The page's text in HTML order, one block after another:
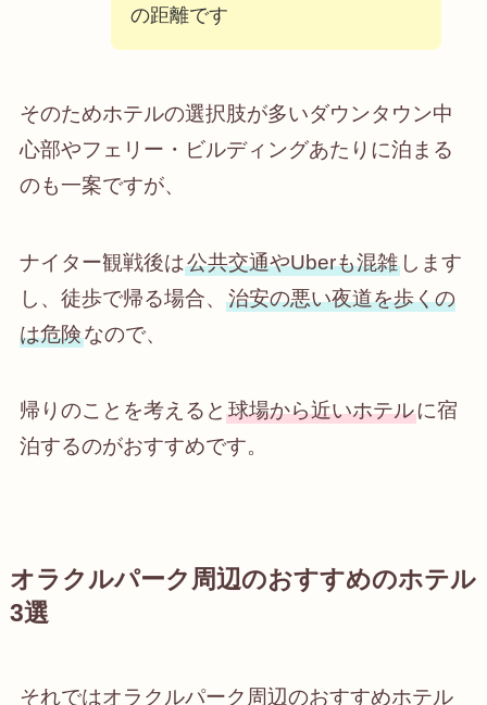
の距離です
そのためホテルの選択肢が多いダウンタウン中
心部やフェリー・ビルディングあたりに泊まる
のも一案ですが、
ナイター観戦後は公共交通やUberも混雑します
し、徒歩で帰る場合、 治安の悪い夜道を歩くの
は危険なので、
帰りのことを考えると 球場から近いホテルに宿
泊するのがおすすめです。
オラクルパーク周辺のおすすめのホテル
3選
それではオラクルパーク周辺のおすすめホテル